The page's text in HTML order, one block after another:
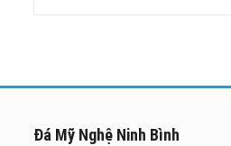
Đá Mỹ Nghệ Ninh Bình